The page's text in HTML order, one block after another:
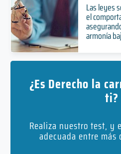
Las leyes
el
armonía
¿Es Derecho la
ti?
Realiza nuestro test, y
adecuada entre más